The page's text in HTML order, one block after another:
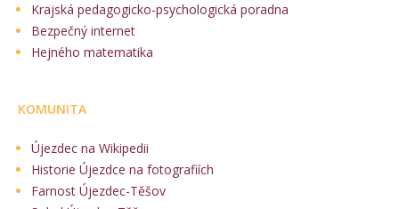
Krajská pedagogicko-psychologická poradna
Bezpečný internet
Hejného matematika
KOMUNITA
Újezdec na Wikipedii
Historie Újezdce na fotografiích
Farnost Újezdec-Těšov